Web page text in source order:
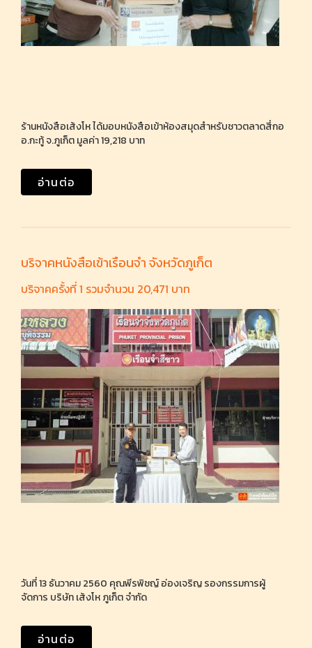
ร้านหนังสือเส้งโห ได้มอบหนังสือเข้าห้องสมุดสำหรับชาวตลาดสี่กอ
อ.กะทู้ จ.ภูเก็ต มูลค่า 19,218 บาท
อ่านต่อ
บริจาคหนังสือเข้าเรือนจำ จังหวัดภูเก็ต
บริจาคครั้งที่ 1 รวมจำนวน 20,471 บาท
วันที่ 13 ธันวาคม 2560 คุณพีรพิชญ์ อ่องเจริญ รองกรรมการผู้
จัดการ บริษัท เส้งโห ภูเก็ต จำกัด
อ่านต่อ